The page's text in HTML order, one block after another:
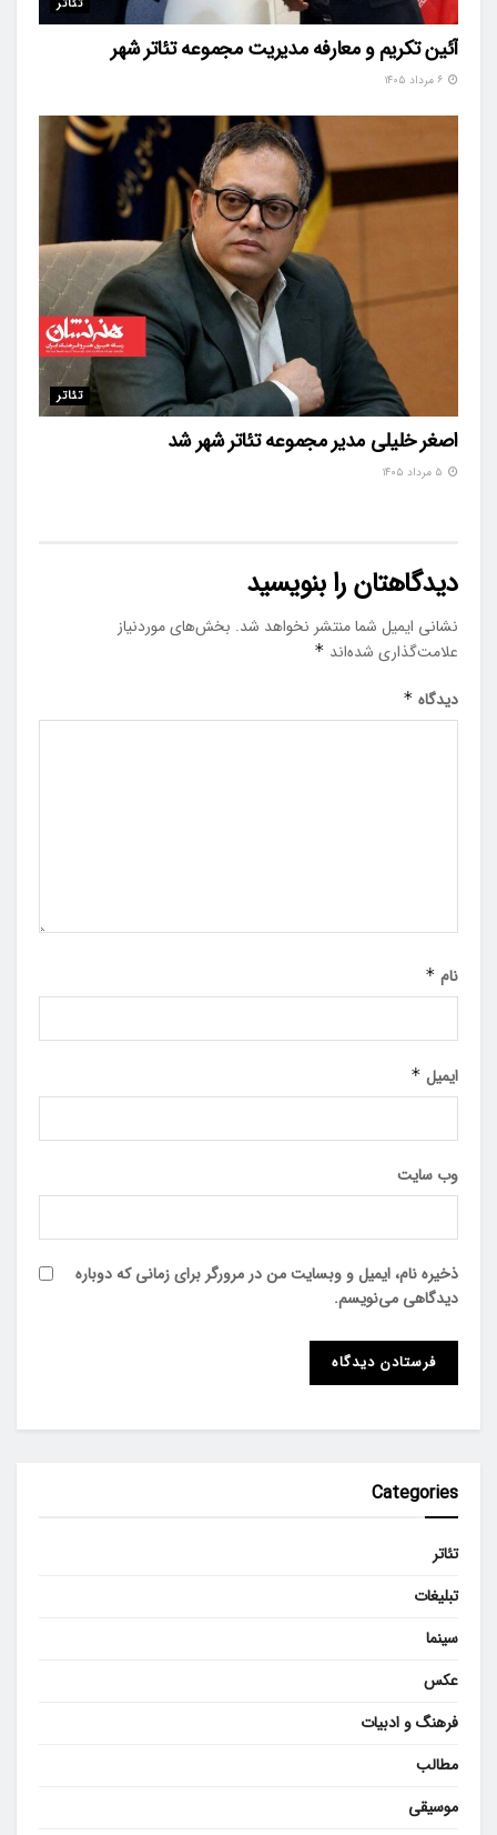
تئاتر
آئین تکریم و معارفه مدیریت مجموعه تئاتر شهر
تئاتر
اصغر خلیلی مدیر مجموعه تئاتر شهر شد
دیدگاهتان را بنویسید
نشانی ایمیل شما منتشر نخواهد شد. بخش‌های موردنیاز
علامت‌گذاری شده‌اند *
دیدگاه *
نام *
ایمیل *
وب‌ سایت
ذخیره نام، ایمیل و وبسایت من در مرورگر برای زمانی که دوباره
دیدگاهی می‌نویسم.
Categories
تئاتر
تبلیغات
سینما
عکس
فرهنگ و ادبیات
مطالب
موسیقی